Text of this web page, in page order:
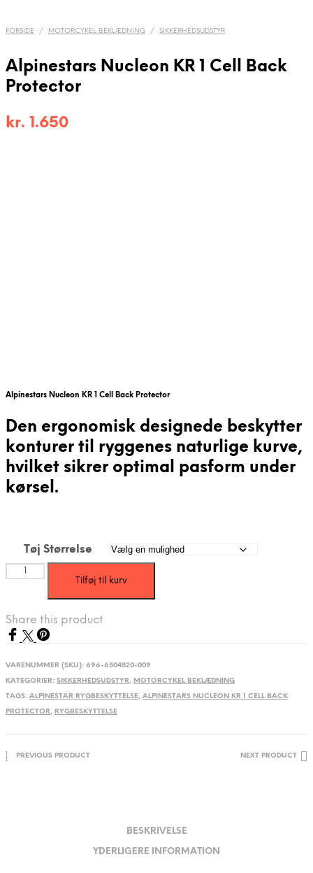
FORSIDE / MOTORCYKEL BEKLÆDNING / SIKKERHEDSUDSTYR
Alpinestars Nucleon KR 1 Cell Back
Protector
kr. 1.650
Alpinestars Nucleon KR 1 Cell Back Protector
Den ergonomisk designede beskytter
konturer til ryggenes naturlige kurve,
hvilket sikrer optimal pasform under
kørsel.
Tøj Størrelse
Alpinestars
Nucleon
Cell
Back
antal
Tilføj til kurv
Share this product
VARENUMMER (SKU): 696-6504520-009
KATEGORIER: SIKKERHEDSUDSTYR, MOTORCYKEL BEKLÆDNING
TAGS: ALPINESTAR RYGBESKYTTELSE, ALPINESTARS NUCLEON KR 1 CELL BACK
PROTECTOR, RYGBESKYTTELSE
PREVIOUS PRODUCT NEXT PRODUCT
BESKRIVELSE
YDERLIGERE INFORMATION